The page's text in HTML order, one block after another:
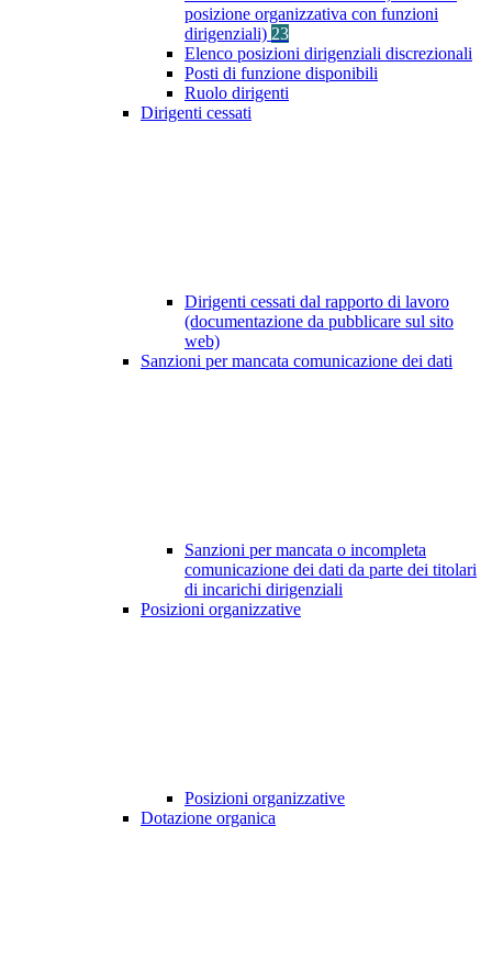
posizione organizzativa con funzioni
dirigenziali) 23
Elenco posizioni dirigenziali discrezionali
Posti di funzione disponibili
Ruolo dirigenti
Dirigenti cessati
Dirigenti cessati dal rapporto di lavoro
(documentazione da pubblicare sul sito
web)
Sanzioni per mancata comunicazione dei dati
Sanzioni per mancata o incompleta
comunicazione dei dati da parte dei titolari
di incarichi dirigenziali
Posizioni organizzative
Posizioni organizzative
Dotazione organica